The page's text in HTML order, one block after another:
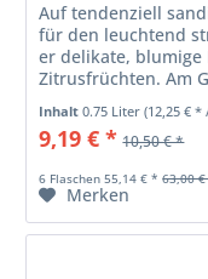
Auf tendenziell
für den leuchtend
er delikate, blumige
Zitrusfrüchten. Am
frisch und
Inhalt0.75 Liter(12,25 € *
9,19 € * 10,50 € *
6 Flaschen 55,14 € * 63,00
Merken